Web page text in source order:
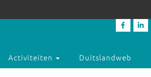
Activiteiten Duitslandweb